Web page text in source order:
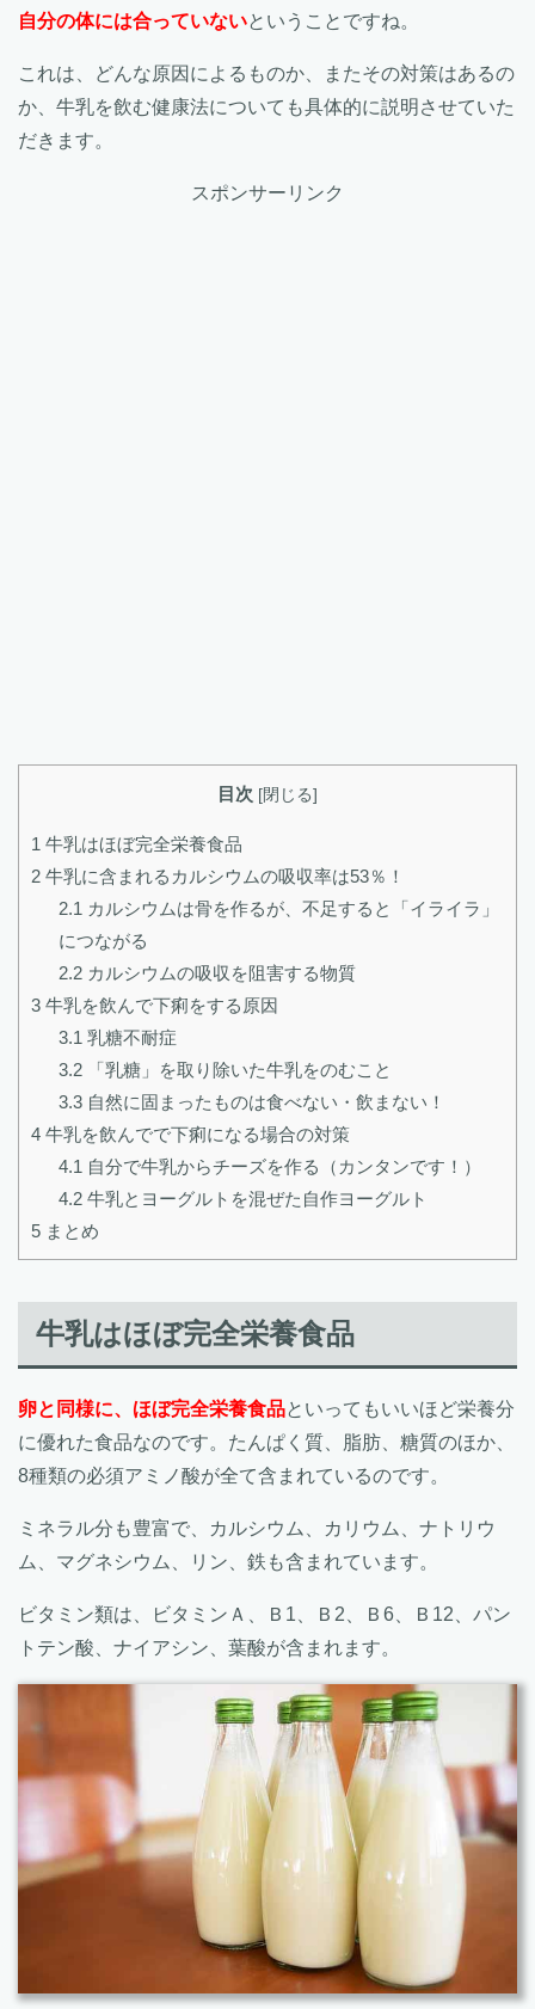
自分の体には合っていないということですね。
これは、どんな原因によるものか、またその対策はあるの
か、牛乳を飲む健康法についても具体的に説明させていた
だきます。
スポンサーリンク
目次 [閉じる]
1 牛乳はほぼ完全栄養食品
2 牛乳に含まれるカルシウムの吸収率は53％！
2.1 カルシウムは骨を作るが、不足すると「イライラ」
につながる
2.2カルシウムの吸収を阻害する物質
3 牛乳を飲んで下痢をする原因
3.1 乳糖不耐症
3.2「乳糖」を取り除いた牛乳をのむこと
3.3自然に固まったものは食べない・飲まない！
4 牛乳を飲んでで下痢になる場合の対策
4.1 自分で牛乳からチーズを作る（カンタンです！）
4.2牛乳とヨーグルトを混ぜた自作ヨーグルト
5 まとめ
牛乳はほぼ完全栄養食品
卵と同様に、ほぼ完全栄養食品といってもいいほど栄養分
に優れた食品なのです。たんぱく質、脂肪、糖質のほか、
8種類の必須アミノ酸が全て含まれているのです。
ミネラル分も豊富で、カルシウム、カリウム、ナトリウ
ム、マグネシウム、リン、鉄も含まれています。
ビタミン類は、ビタミンＡ、Ｂ1、Ｂ2、Ｂ6、Ｂ12、パン
トテン酸、ナイアシン、葉酸が含まれます。